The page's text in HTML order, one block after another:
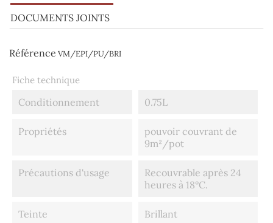
DOCUMENTS JOINTS
Référence VM/EPI/PU/BRI
Fiche technique
Conditionnement 0.75L
Propriétés
pouvoir couvrant de
9m²/pot
Précautions d'usage
Recouvrable après 24
heures à 18°C.
Teinte Brillant